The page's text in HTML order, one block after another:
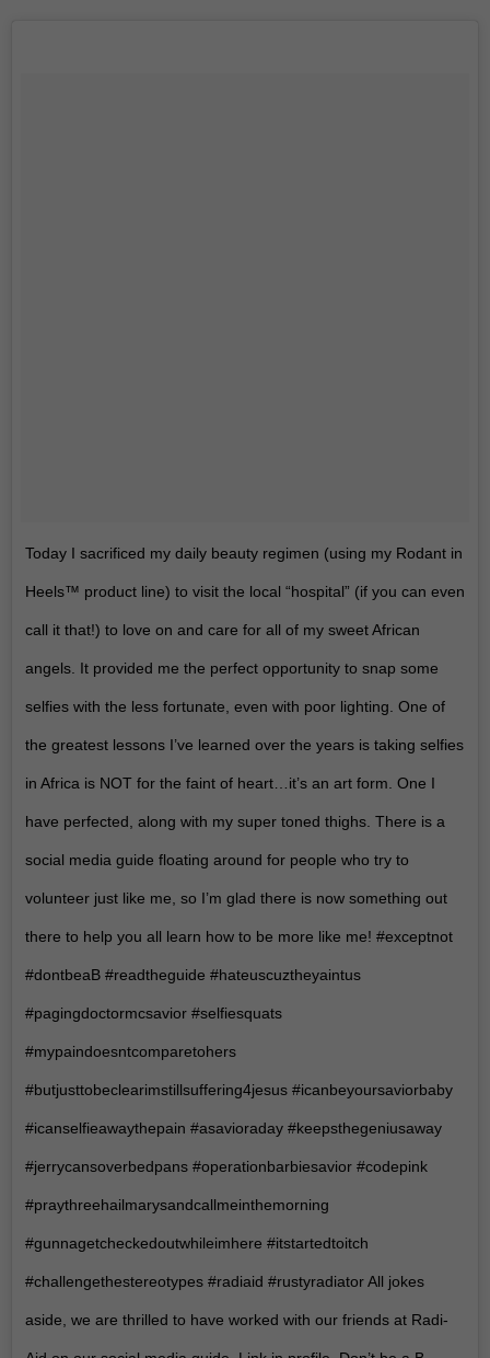
Today I sacrificed my daily beauty regimen (using my Rodant in
Heels™️ product line) to visit the local “hospital” (if you can even
call it that!) to love on and care for all of my sweet African
angels. It provided me the perfect opportunity to snap some
selfies with the less fortunate, even with poor lighting. One of
the greatest lessons I’ve learned over the years is taking selfies
in Africa is NOT for the faint of heart…it’s an art form. One I
have perfected, along with my super toned thighs. There is a
social media guide floating around for people who try to
volunteer just like me, so I’m glad there is now something out
there to help you all learn how to be more like me! #exceptnot
#dontbeaB #readtheguide #hateuscuztheyaintus
#pagingdoctormcsavior #selfiesquats
#mypaindoesntcomparetohers
#butjusttobeclearimstillsuffering4jesus #icanbeyoursaviorbaby
#icanselfieawaythepain #asavioraday #keepsthegeniusaway
#jerrycansoverbedpans #operationbarbiesavior #codepink
#praythreehailmarysandcallmeinthemorning
#gunnagetcheckedoutwhileimhere #itstartedtoitch
#challengethestereotypes #radiaid #rustyradiator All jokes
aside, we are thrilled to have worked with our friends at Radi-